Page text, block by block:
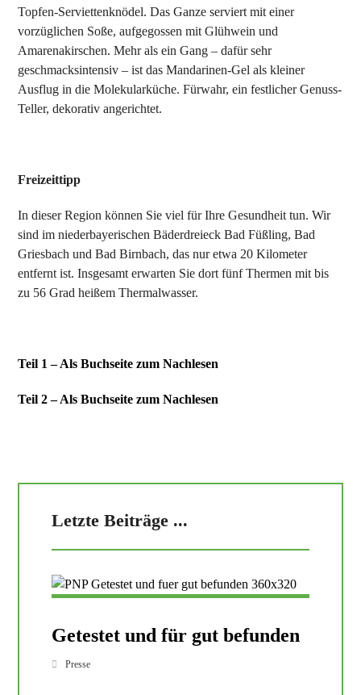
Topfen-Serviettenknödel. Das Ganze serviert mit einer
vorzüglichen Soße, aufgegossen mit Glühwein und
Amarenakirschen. Mehr als ein Gang – dafür sehr
geschmacksintensiv – ist das Mandarinen-Gel als kleiner
Ausflug in die Molekularküche. Fürwahr, ein festlicher Genuss-
Teller, dekorativ angerichtet.
Freizeittipp
In dieser Region können Sie viel für Ihre Gesundheit tun. Wir
sind im niederbayerischen Bäderdreieck Bad Füßling, Bad
Griesbach und Bad Birnbach, das nur etwa 20 Kilometer
entfernt ist. Insgesamt erwarten Sie dort fünf Thermen mit bis
zu 56 Grad heißem Thermalwasser.
Teil 1 – Als Buchseite zum Nachlesen
Teil 2 – Als Buchseite zum Nachlesen
Letzte Beiträge ...
Getestet und für gut befunden
Presse